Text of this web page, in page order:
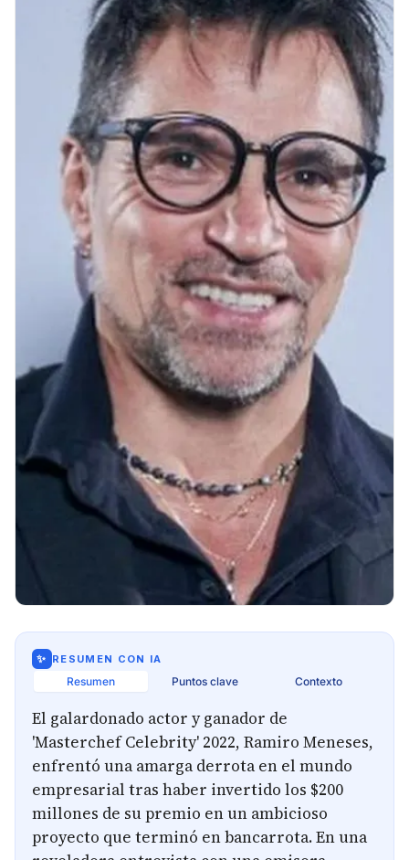
✨ RESUMEN CON IA
Resumen Puntos clave Contexto
El galardonado actor y ganador de
'Masterchef Celebrity' 2022, Ramiro Meneses,
enfrentó una amarga derrota en el mundo
empresarial tras haber invertido los $200
millones de su premio en un ambicioso
proyecto que terminó en bancarrota. En una